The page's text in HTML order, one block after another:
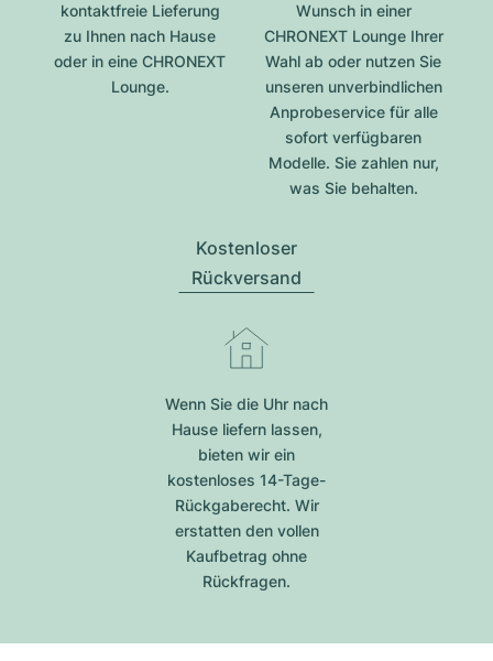
kontaktfreie Lieferung
zu Ihnen nach Hause
oder in eine CHRONEXT
Lounge.
Wunsch in einer
CHRONEXT Lounge Ihrer
Wahl ab oder nutzen Sie
unseren unverbindlichen
Anprobeservice für alle
sofort verfügbaren
Modelle. Sie zahlen nur,
was Sie behalten.
Kostenloser
Rückversand
Wenn Sie die Uhr nach
Hause liefern lassen,
bieten wir ein
kostenloses 14-Tage-
Rückgaberecht. Wir
erstatten den vollen
Kaufbetrag ohne
Rückfragen.